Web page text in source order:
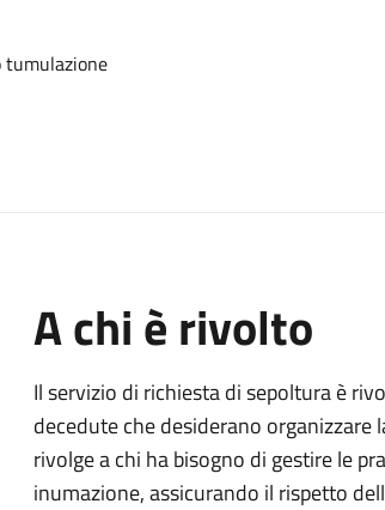
tumulazione
A chi è rivolto
Il servizio di richiesta di sepoltura è
decedute che desiderano organizzare
rivolge a chi ha bisogno di gestire le
inumazione, assicurando il rispetto